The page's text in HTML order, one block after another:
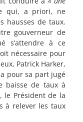
qui, a priori, ne
hausses de taux.
gouverneur de
s’attendre à ce
nécessaire pour
Patrick Harker,
pour sa part jugé
baisse de taux à
le Président de la
à relever les taux